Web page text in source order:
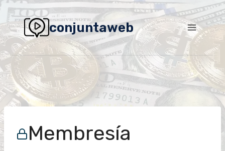
Saltar
al
contenido
conjuntaweb
Membresía